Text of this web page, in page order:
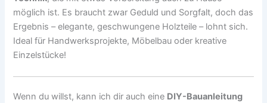
möglich ist. Es braucht zwar Geduld und Sorgfalt, doch das
Ergebnis – elegante, geschwungene Holzteile – lohnt sich.
Ideal für Handwerksprojekte, Möbelbau oder kreative
Einzelstücke!
Wenn du willst, kann ich dir auch eine DIY-Bauanleitung